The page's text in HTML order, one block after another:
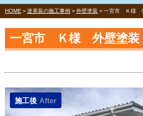
HOME > 達美装の施工事例 > 外壁塗装 > 一宮市 Ｋ様
一宮市 Ｋ様 外壁塗装
施工後 After